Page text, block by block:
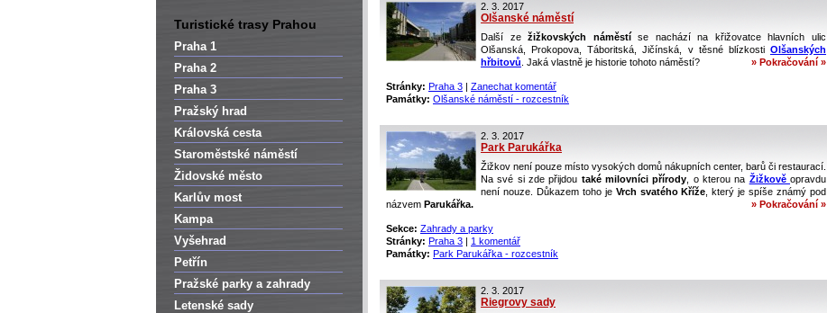
Turistické trasy Prahou
Praha 1
Praha 2
Praha 3
Pražský hrad
Královská cesta
Staroměstské náměstí
Židovské město
Karlův most
Kampa
Vyšehrad
Petřín
Pražské parky a zahrady
Letenské sady
2. 3. 2017
Olšanské náměstí
Další zežižkovských náměstíse nachází na křižovatce hlavních ulic
Olšanská, Prokopova, Táboritská, Jičínská, v těsné blízkosti Olšanských
hřbitovů . Jaká vlastně je historie tohoto náměstí? » Pokračování »
Stránky: Praha 3 | Zanechat komentář
Památky: Olšanské náměstí - rozcestník
2. 3. 2017
Park Parukářka
Žižkov není pouze místo vysokých domů nákupních center, barů či restaurací.
Na své si zde přijdou také milovníci přírody , o kterou na Žižkověopravdu
není nouze. Důkazem toho je Vrch svatého Kříže , který je spíše známý pod
názvem Parukářka. » Pokračování »
Sekce: Zahrady a parky
Stránky: Praha 3 | 1 komentář
Památky: Park Parukářka - rozcestník
2. 3. 2017
Riegrovy sady